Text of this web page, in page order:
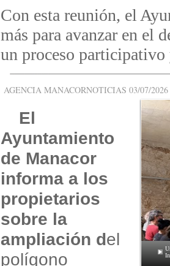
Con esta reunión, el
más para avanzar en el
un proceso participativo
AGENCIA MANACORNOTICIAS 03/07/
El
Ayuntamiento
de Manacor
informa a los
propietarios
sobre la
ampliación del
polígono